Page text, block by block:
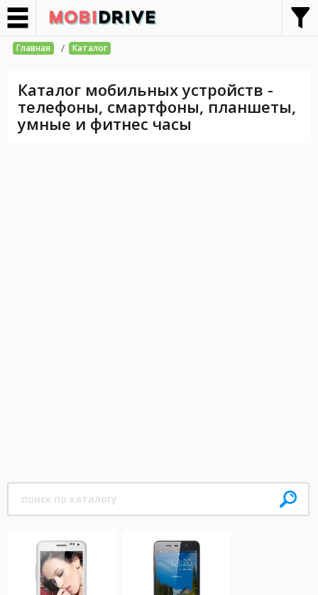
Главная / Каталог
Каталог мобильных устройств -
телефоны, смартфоны, планшеты,
умные и фитнес часы